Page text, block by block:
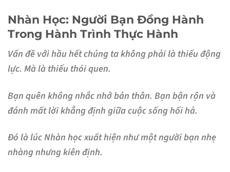
Nhàn Học: Người Bạn Đồng Hành
Trong Hành Trình Thực Hành
Vấn đề với hầu hết chúng ta không phải là thiếu động
lực. Mà là thiếu thói quen.
Bạn quên không nhắc nhở bản thân. Bạn bận rộn và
đánh mất lời khẳng định giữa cuộc sống hối hả.
Đó là lúc Nhàn học xuất hiện như một người bạn nhẹ
nhàng nhưng kiên định.